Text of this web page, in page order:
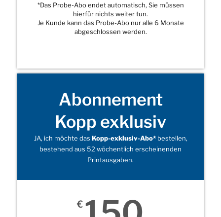
*Das Probe-Abo endet automatisch, Sie müssen
hierfür nichts weiter tun.
Je Kunde kann das Probe-Abo nur alle 6 Monate
abgeschlossen werden.
Abonnement
Kopp exklusiv
JA, ich möchte das Kopp-exklusiv-Abo*bestellen,
bestehend aus 52 wöchentlich erscheinenden
Printausgaben.
€